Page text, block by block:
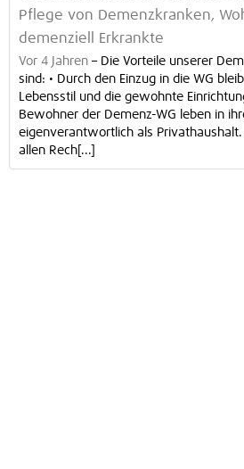
Pflege von Demenzkranken,
demenziell Erkrankte
Vor 4 Jahren – Die Vorteile unserer
sind: • Durch den Einzug in die WG
Lebensstil und die gewohnte
Bewohner der Demenz-WG leben in
eigenverantwortlich als
allen Rech[...]